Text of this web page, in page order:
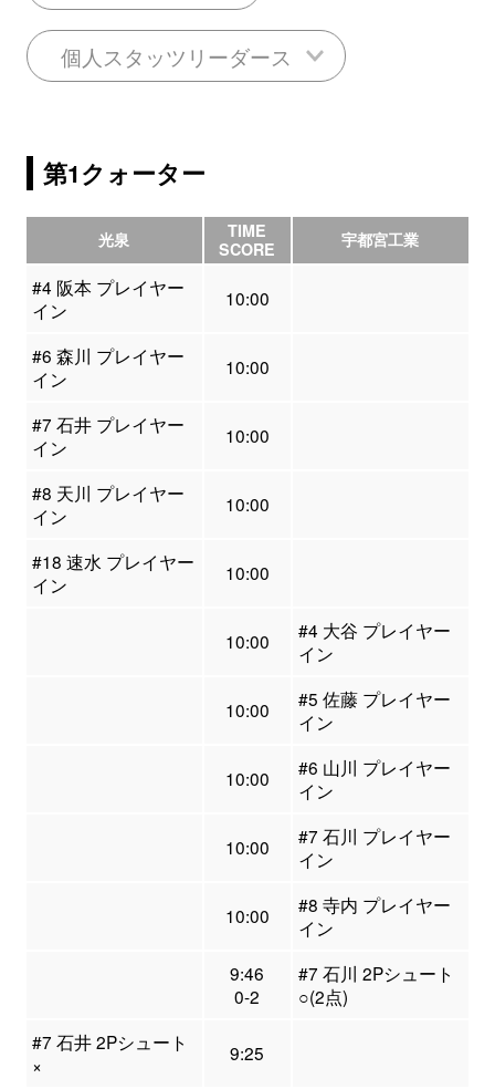
個人スタッツリーダース
第1クォーター
光泉
TIME
SCORE
宇都宮工業
#4 阪本 プレイヤー
イン
10:00
#6 森川 プレイヤー
イン
10:00
#7 石井 プレイヤー
イン
10:00
#8 天川 プレイヤー
イン
10:00
#18 速水 プレイヤー
イン
10:00
10:00
#4 大谷 プレイヤー
イン
10:00
#5 佐藤 プレイヤー
イン
10:00
#6 山川 プレイヤー
イン
10:00
#7 石川 プレイヤー
イン
10:00
#8 寺内 プレイヤー
イン
9:46
0-2
#7 石川 2Pシュート
○(2点)
#7 石井 2Pシュート
×
9:25